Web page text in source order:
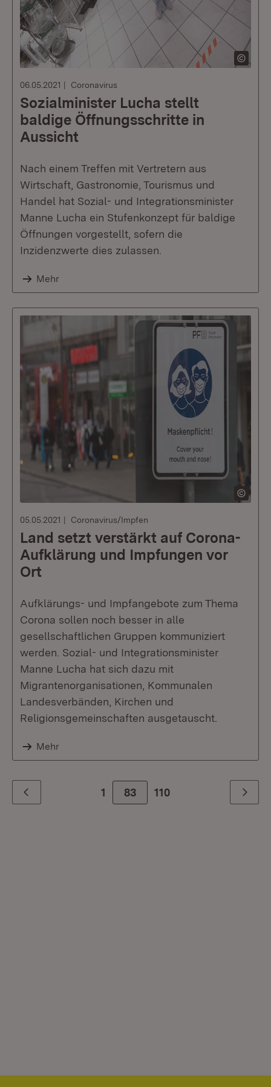
06.05.2021 Coronavirus
Sozialminister Lucha stellt
baldige Öffnungsschritte in
Aussicht
Nach einem Treffen mit Vertretern aus
Wirtschaft, Gastronomie, Tourismus und
Handel hat Sozial- und Integrationsminister
Manne Lucha ein Stufenkonzept für baldige
Öffnungen vorgestellt, sofern die
Inzidenzwerte dies zulassen.
Mehr
05.05.2021 Coronavirus/Impfen
Land setzt verstärkt auf Corona-
Aufklärung und Impfungen vor
Ort
Aufklärungs- und Impfangebote zum Thema
Corona sollen noch besser in alle
gesellschaftlichen Gruppen kommuniziert
werden. Sozial- und Integrationsminister
Manne Lucha hat sich dazu mit
Migrantenorganisationen, Kommunalen
Landesverbänden, Kirchen und
Religionsgemeinschaften ausgetauscht.
Mehr
Zurück 1 83 Zur letzte Seite
110 Weiter